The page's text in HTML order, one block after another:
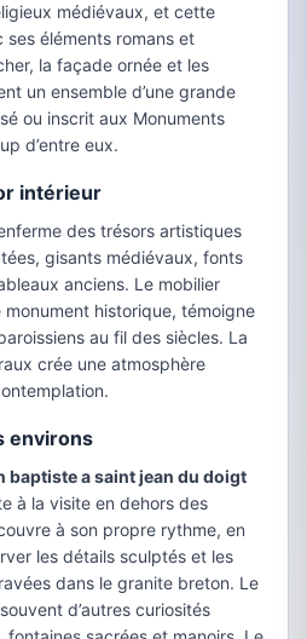
médiévaux, et cette
éléments romans et
la façade ornée et les
un ensemble d’une grande
ou inscrit aux Monuments
d’entre eux.
intérieur
des trésors artistiques
gisants médiévaux, fonts
anciens. Le mobilier
historique, témoigne
au fil des siècles. La
crée une atmosphère
environs
baptiste a saint jean du doigt
à la visite en dehors des
à son propre rythme, en
les détails sculptés et les
dans le granite breton. Le
d’autres curiosités